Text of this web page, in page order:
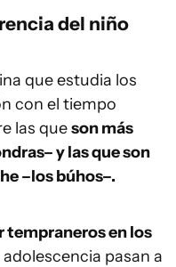
del niño
que estudia los
con el tiempo
las queson más
y las que son
–los búhos–.
tempraneros en los
adolescencia pasan a